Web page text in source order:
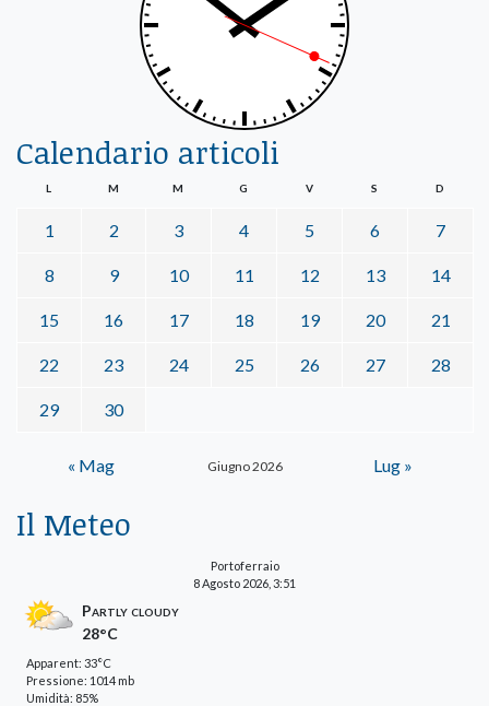
Calendario articoli
Giugno 2026
L M M G V S D
1 2 3 4 5 6 7
8 9 10 11 12 13 14
15 16 17 18 19 20 21
22 23 24 25 26 27 28
29 30
« Mag Lug »
Il Meteo
Portoferraio
8 Agosto 2026, 3:51
Partly cloudy
28°C
Apparent: 33°C
Pressione: 1014 mb
Umidità: 85%